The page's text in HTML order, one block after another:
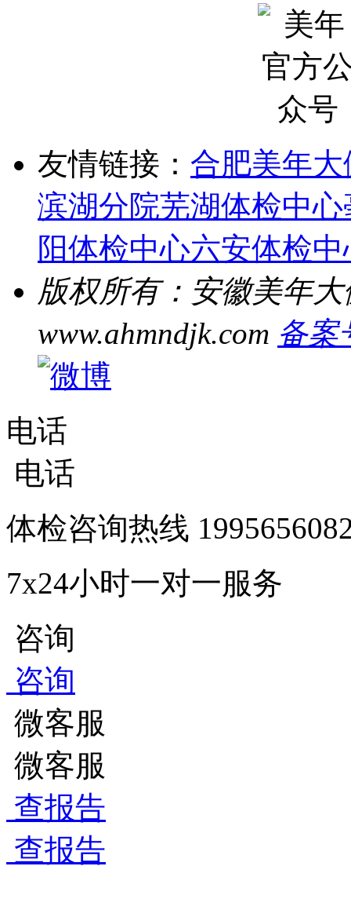
友情链接： 合肥美年
滨湖分院芜湖体检中心
阳体检中心六安体检中
版权所有：安徽美年
www.ahmndjk.com 备案
电话
电话
体检咨询热线
7x24小时一对一服务
咨询
咨询
微客服
微客服
查报告
查报告